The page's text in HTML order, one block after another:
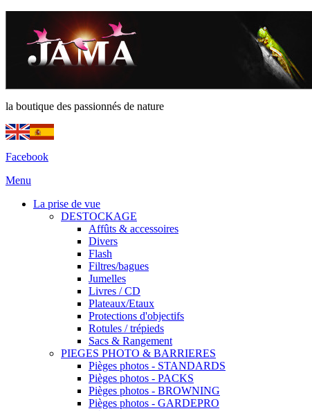
la boutique des passionnés de nature
Facebook
Menu
La prise de vue
DESTOCKAGE
Affûts & accessoires
Divers
Flash
Filtres/bagues
Jumelles
Livres / CD
Plateaux/Etaux
Protections d'objectifs
Rotules / trépieds
Sacs & Rangement
PIEGES PHOTO & BARRIERES
Pièges photos - STANDARDS
Pièges photos - PACKS
Pièges photos - BROWNING
Pièges photos - GARDEPRO